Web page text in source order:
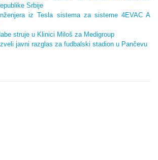
Srbije
iz Tesla sistema za sisteme 4EVAC A
struje u Klinici Miloš za Medigroup
javni razglas za fudbalski stadion u Pančevu